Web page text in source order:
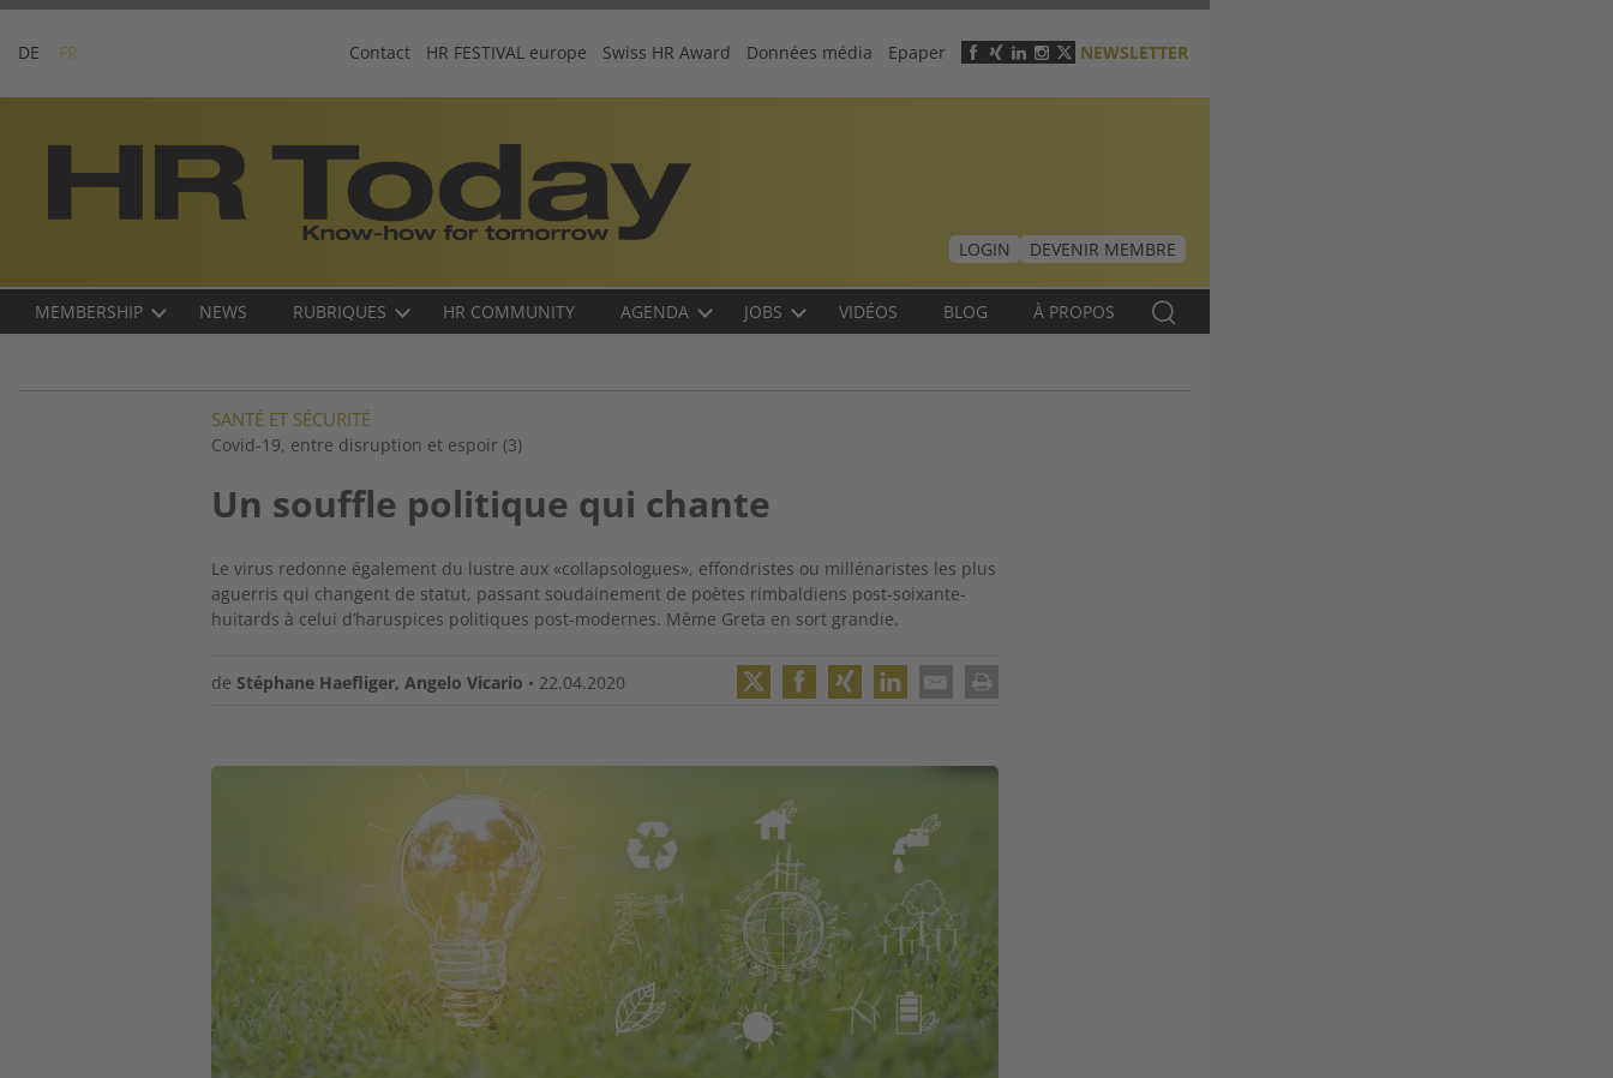
Skip
content
DE FR
Header
menu
Contact HR FESTIVAL europe Swiss HR Award Données média Epaper NEWSLETTER
LOGIN
DEVENIR MEMBRE
Main
FR
MEMBERSHIP NEWS RUBRIQUES HR COMMUNITY AGENDA JOBS VIDÉOS BLOG À PROPOS
SANTÉ ET SÉCURITÉ
Covid-19, entre disruption et espoir (3)
Un souffle politique qui chante
Le virus redonne également du lustre aux «collapsologues», effondristes ou millénaristes les plus
aguerris qui changent de statut, passant soudainement de poètes rimbaldiens post-soixante-
huitards à celui d’haruspices politiques post-modernes. Même Greta en sort grandie.
de Stéphane Haefliger,Angelo Vicario • 22.04.2020